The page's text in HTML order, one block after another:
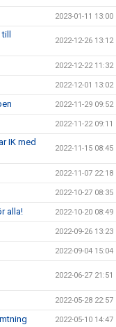
2023-01-11 13:00
2022-12-26 13:12
2022-12-22 11:32
2022-12-01 13:02
2022-11-29 09:52
2022-11-22 09:11
IK med
2022-11-15 08:45
2022-11-07 22:18
2022-10-27 08:35
alla! 2022-10-20 08:49
2022-09-26 13:23
2022-09-04 15:04
2022-06-27 21:51
2022-05-28 22:57
2022-05-10 14:47